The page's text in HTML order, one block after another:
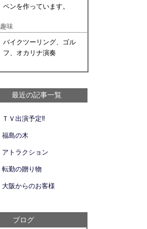
ペンを作っています。
趣味
バイクツーリング、ゴル
フ、オカリナ演奏
最近の記事一覧
ＴＶ出演予定‼
福島の木
アトラクション
転勤の贈り物
大阪からのお客様
ブログ